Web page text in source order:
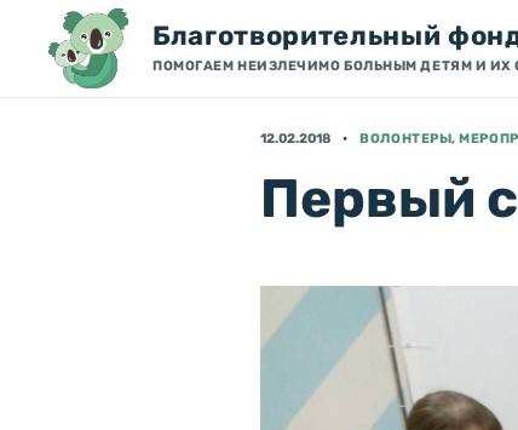
Благотворительный
ПОМОГАЕМ НЕИЗЛЕЧИМО БОЛЬНЫМ ДЕТЯМ И
12.02.2018 ВОЛОНТЕРЫ,
Первый